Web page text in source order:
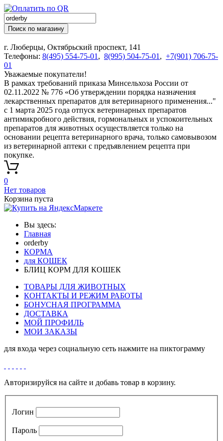
Поиск по магазину
г. Люберцы, Октябрьский проспект, 141
Телефоны: 8(495) 554-75-01 , 8(995) 504-75-01 , +7(901) 706-75-
01
Уважаемые покупатели!
В рамках требований приказа Минсельхоза России от
02.11.2022 № 776 «Об утверждении порядка назначения
лекарственных препаратов для ветеринарного применения..."
с 1 марта 2025 года отпуск ветеринарных препаратов
антимикробного действия, гормональных и успокоительных
препаратов для животных осуществляется только на
основании рецепта ветеринарного врача, только самовывозом
из ветеринарной аптеки с предъявлением рецепта при
покупке.
0
Нет товаров
Корзина пуста
Вы здесь:
Главная
orderby
КОРМА
для КОШЕК
БЛИЦ КОРМ ДЛЯ КОШЕК
ТОВАРЫ ДЛЯ ЖИВОТНЫХ
КОНТАКТЫ И РЕЖИМ РАБОТЫ
БОНУСНАЯ ПРОГРАММА
ДОСТАВКА
МОЙ ПРОФИЛЬ
МОИ ЗАКАЗЫ
для входа через социальную сеть нажмите на пиктограмму
Авторизируйся на сайте и добавь товар в корзину.
Логин
Пароль